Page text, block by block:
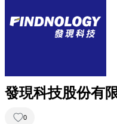
發現科技股份有
0